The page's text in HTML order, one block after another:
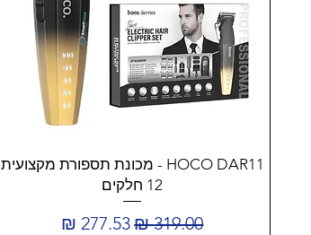
HOCO DAR11 - מכונת תספורת מקצועית
12 חלקים
מחיר רגיל‏319.00 ‏₪ מחיר מבצע